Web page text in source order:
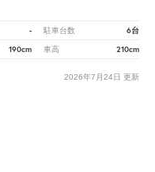
- 駐車台数 6台
190cm 車高 210cm
2026年7月24日 更新